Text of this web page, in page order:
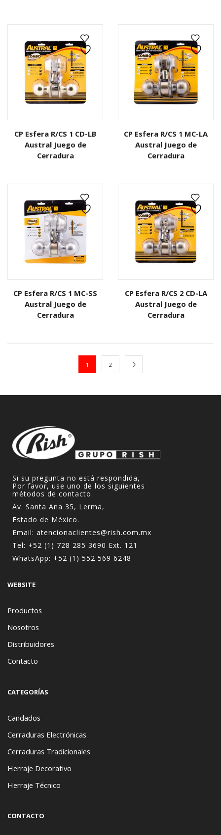
CP Esfera R/CS 1 CD-LB
Austral Juego de
Cerradura
CP Esfera R/CS 1 MC-LA
Austral Juego de
Cerradura
CP Esfera R/CS 1 MC-SS
Austral Juego de
Cerradura
CP Esfera R/CS 2 CD-LA
Austral Juego de
Cerradura
1 2
Si su pregunta no está respondida,
Por favor, use uno de los siguientes
métodos de contacto.
Av. Santa Ana 35, Lerma,
Estado de México.
Email: atencionaclientes@rish.com.mx
Tel: +52 (1) 728 285 3690 Ext. 121
WhatsApp: +52 (1) 552 569 6248
WEBSITE
Productos
Nosotros
Distribuidores
Contacto
CATEGORÍAS
Candados
Cerraduras Electrónicas
Cerraduras Tradicionales
Herraje Decorativo
Herraje Técnico
CONTACTO